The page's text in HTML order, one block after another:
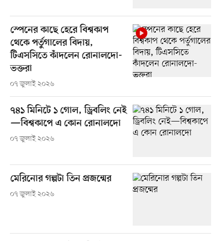
স্পেনের কাছে হেরে বিশ্বকাপ
থেকে পর্তুগালের বিদায়,
টিএসসিতে কাঁদলেন রোনালদো-
ভক্তরা
০৭ জুলাই ২০২৬
৭৪১ মিনিটে ১ গোল, ড্রিবলিং নেই
—বিশ্বকাপে এ কোন রোনালদো
০৭ জুলাই ২০২৬
মেরিনোর গল্পটা তিন প্রজন্মের
০৭ জুলাই ২০২৬